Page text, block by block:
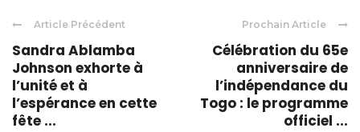
Article Précédent
Sandra Ablamba
Johnson exhorte à
l’unité et à
l’espérance en cette
fête ...
Prochain Article
Célébration du 65e
anniversaire de
l’indépendance du
Togo : le programme
officiel ...